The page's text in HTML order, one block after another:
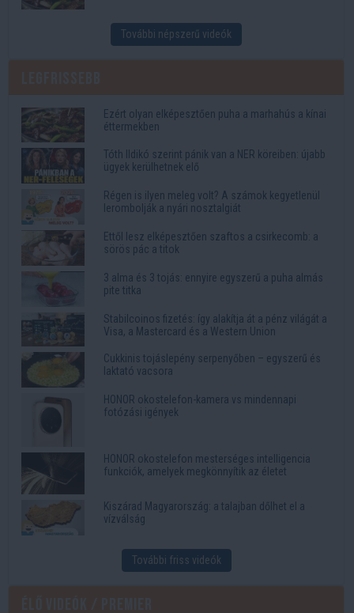
További népszerű videók
Ezért olyan elképesztően puha a marhahús a kínai
éttermekben
Tóth Ildikó szerint pánik van a NER köreiben: újabb
ügyek kerülhetnek elő
Régen is ilyen meleg volt? A számok kegyetlenül
lerombolják a nyári nosztalgiát
Ettől lesz elképesztően szaftos a csirkecomb: a
sörös pác a titok
3 alma és 3 tojás: ennyire egyszerű a puha almás
pite titka
Stabilcoinos fizetés: így alakítja át a pénz világát a
Visa, a Mastercard és a Western Union
Cukkinis tojáslepény serpenyőben – egyszerű és
laktató vacsora
HONOR okostelefon-kamera vs mindennapi
fotózási igények
HONOR okostelefon mesterséges intelligencia
funkciók, amelyek megkönnyítik az életet
Kiszárad Magyarország: a talajban dőlhet el a
vízválság
További friss videók